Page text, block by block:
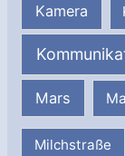
Kamera
Mars
Milchstraße